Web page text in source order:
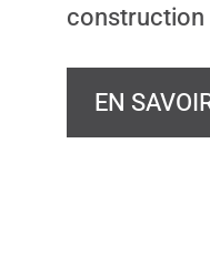
construction
EN